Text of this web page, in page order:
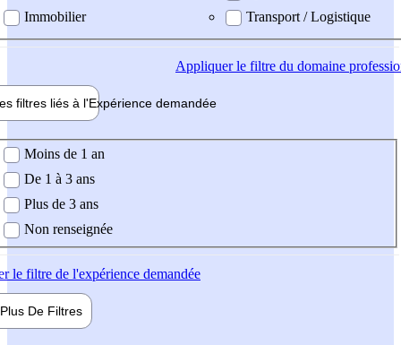
Immobilier
Transport / Logistique
Appliquerle filtre du domaine
filtres liés à l'Expérience demandée
demandée
Moins de 1 an
De 1 à 3 ans
Plus de 3 ans
Non renseignée
le filtre de l'expérience demandée
Plus De Filtres